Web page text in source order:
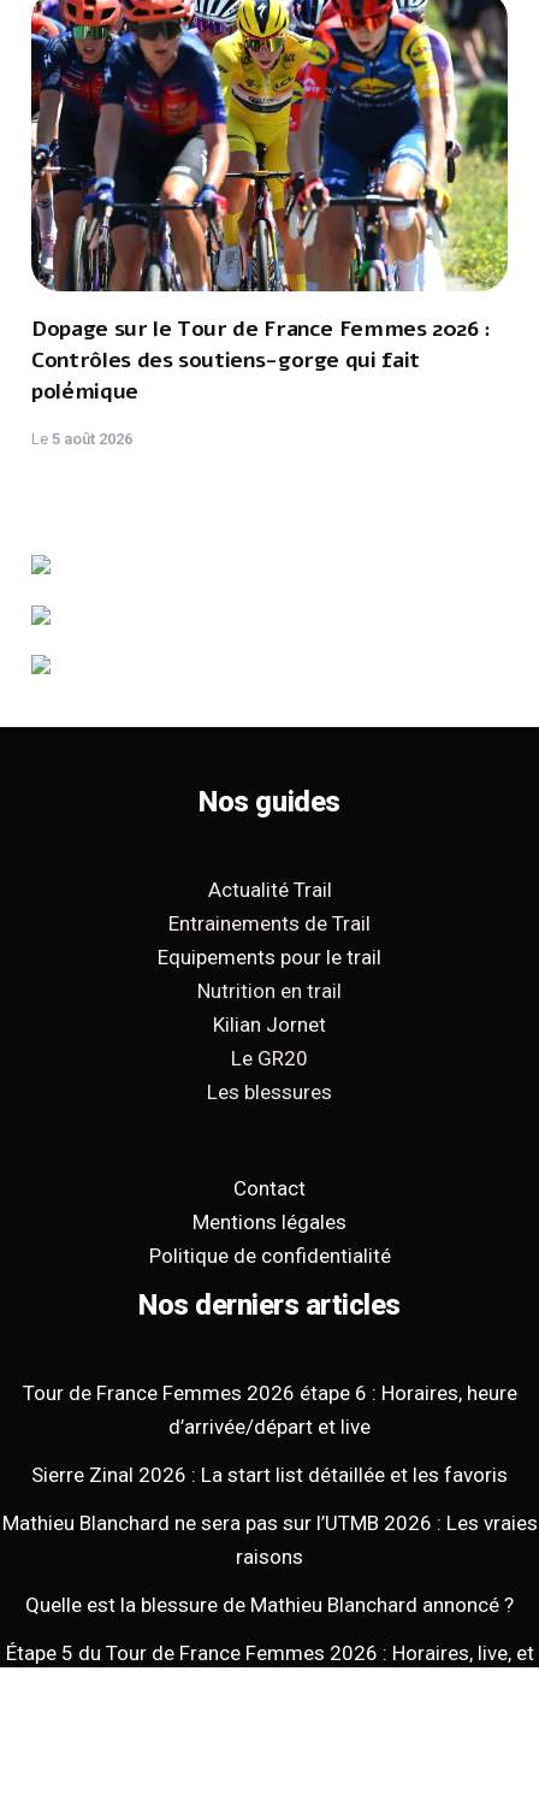
Dopage sur le Tour de France Femmes 2026 :
Contrôles des soutiens-gorge qui fait
polémique
Le5 août 2026
Nos guides
Actualité Trail
Entrainements de Trail
Equipements pour le trail
Nutrition en trail
Kilian Jornet
Le GR20
Les blessures
Contact
Mentions légales
Politique de confidentialité
Nos derniers articles
Tour de France Femmes 2026 étape 6 : Horaires, heure
d’arrivée/départ et live
Sierre Zinal 2026 : La start list détaillée et les favoris
Mathieu Blanchard ne sera pas sur l’UTMB 2026 : Les vraies
raisons
Quelle est la blessure de Mathieu Blanchard annoncé ?
Étape 5 du Tour de France Femmes 2026 : Horaires, live, et